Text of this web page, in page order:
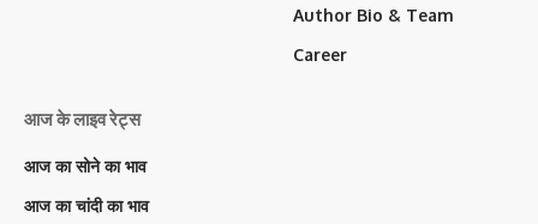
Author Bio & Team
Career
आज के लाइव रेट्स
आज का सोने का भाव
आज का चांदी का भाव